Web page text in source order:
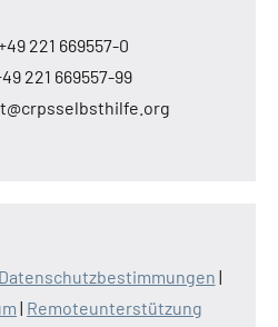
221 669557-0
221 669557-99
Datenschutzbestimmungen |
| Remoteunterstützung